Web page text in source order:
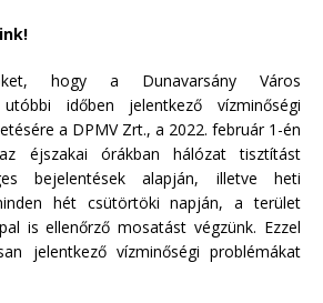
hogy a Dunavarsány Város
időben jelentkező vízminőségi
a DPMV Zrt., a 2022. február 1-én
éjszakai órákban hálózat tisztítást
bejelentések alapján, illetve heti
hét csütörtöki napján, a terület
is ellenőrző mosatást végzünk. Ezzel
jelentkező vízminőségi problémákat